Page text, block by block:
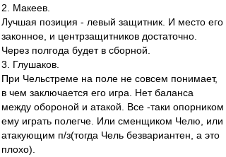
2. Макеев.
Лучшая позиция - левый защитник. И место его
законное, и центрзащитников достаточно.
Через полгода будет в сборной.
3. Глушаков.
При Чельстреме на поле не совсем понимает,
в чем заключается его игра. Нет баланса
между обороной и атакой. Все -таки опорником
ему играть полегче. Или сменщиком Челю, или
атакующим п/з(тогда Чель безвариантен, а это
плохо).